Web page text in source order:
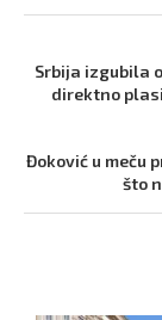
Srbija izgubila
direktno
Đoković u meču
što